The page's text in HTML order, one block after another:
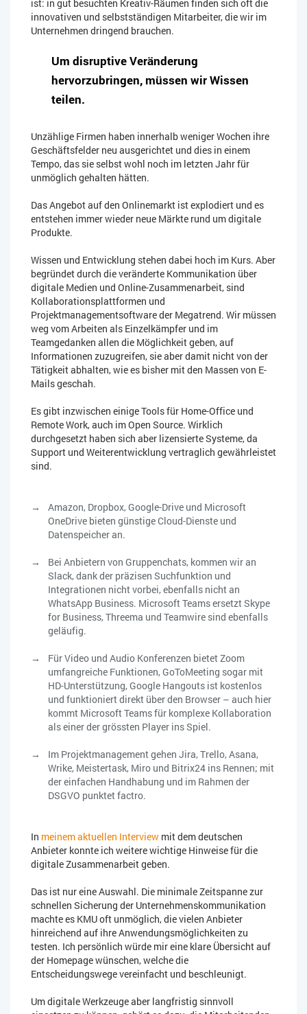
ist: in gut besuchten Kreativ-Räumen finden sich oft die
innovativen und selbstständigen Mitarbeiter, die wir im
Unternehmen dringend brauchen.
Um disruptive Veränderung
hervorzubringen, müssen wir Wissen
teilen.
Unzählige Firmen haben innerhalb weniger Wochen ihre
Geschäftsfelder neu ausgerichtet und dies in einem
Tempo, das sie selbst wohl noch im letzten Jahr für
unmöglich gehalten hätten.
Das Angebot auf den Onlinemarkt ist explodiert und es
entstehen immer wieder neue Märkte rund um digitale
Produkte.
Wissen und Entwicklung stehen dabei hoch im Kurs. Aber
begründet durch die veränderte Kommunikation über
digitale Medien und Online-Zusammenarbeit, sind
Kollaborationsplattformen und
Projektmanagementsoftware der Megatrend. Wir müssen
weg vom Arbeiten als Einzelkämpfer und im
Teamgedanken allen die Möglichkeit geben, auf
Informationen zuzugreifen, sie aber damit nicht von der
Tätigkeit abhalten, wie es bisher mit den Massen von E-
Mails geschah.
Es gibt inzwischen einige Tools für Home-Office und
Remote Work, auch im Open Source. Wirklich
durchgesetzt haben sich aber lizensierte Systeme, da
Support und Weiterentwicklung vertraglich gewährleistet
sind.
Amazon, Dropbox, Google-Drive und Microsoft
OneDrive bieten günstige Cloud-Dienste und
Datenspeicher an.
Bei Anbietern von Gruppenchats, kommen wir an
Slack, dank der präzisen Suchfunktion und
Integrationen nicht vorbei, ebenfalls nicht an
WhatsApp Business. Microsoft Teams ersetzt Skype
for Business, Threema und Teamwire sind ebenfalls
geläufig.
Für Video und Audio Konferenzen bietet Zoom
umfangreiche Funktionen, GoToMeeting sogar mit
HD-Unterstützung, Google Hangouts ist kostenlos
und funktioniert direkt über den Browser – auch hier
kommt Microsoft Teams für komplexe Kollaboration
als einer der grössten Player ins Spiel.
Im Projektmanagement gehen Jira, Trello, Asana,
Wrike, Meistertask, Miro und Bitrix24 ins Rennen; mit
der einfachen Handhabung und im Rahmen der
DSGVO punktet factro.
In meinem aktuellen Interview mit dem deutschen
Anbieter konnte ich weitere wichtige Hinweise für die
digitale Zusammenarbeit geben.
Das ist nur eine Auswahl. Die minimale Zeitspanne zur
schnellen Sicherung der Unternehmenskommunikation
machte es KMU oft unmöglich, die vielen Anbieter
hinreichend auf ihre Anwendungsmöglichkeiten zu
testen. Ich persönlich würde mir eine klare Übersicht auf
der Homepage wünschen, welche die
Entscheidungswege vereinfacht und beschleunigt.
Um digitale Werkzeuge aber langfristig sinnvoll